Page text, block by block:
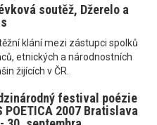
soutěž, Džerelo a
klání mezi zástupci spolků
etnických a národnostních
žijících v ČR.
festival poézie
POETICA 2007 Bratislava